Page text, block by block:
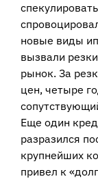
новые виды
вызвали
рынок. За
цен, четыре
Еще один
разразился
крупнейших
привел к